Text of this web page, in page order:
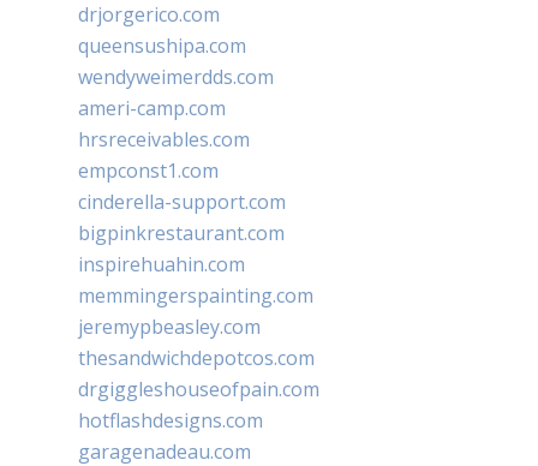
drjorgerico.com
queensushipa.com
wendyweimerdds.com
ameri-camp.com
hrsreceivables.com
empconst1.com
cinderella-support.com
bigpinkrestaurant.com
inspirehuahin.com
memmingerspainting.com
jeremypbeasley.com
thesandwichdepotcos.com
drgiggleshouseofpain.com
hotflashdesigns.com
garagenadeau.com